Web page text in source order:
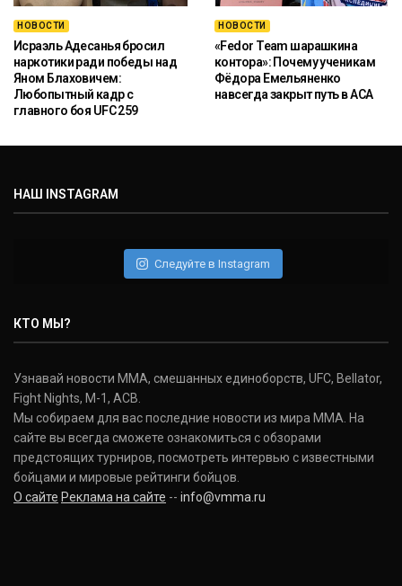
НОВОСТИ
Исраэль Адесанья бросил
наркотики ради победы над
Яном Блаховичем:
Любопытный кадр с
главного боя UFC 259
НОВОСТИ
«Fedor Team шарашкина
контора»: Почему ученикам
Фёдора Емельяненко
навсегда закрыт путь в ACA
НАШ INSTAGRAM
Следуйте в Instagram
КТО МЫ?
Узнавай новости ММА, смешанных единоборств, UFC, Bellator,
Fight Nights, M-1, ACB.
Мы собираем для вас последние новости из мира ММА. На
сайте вы всегда сможете ознакомиться с обзорами
предстоящих турниров, посмотреть интервью с известными
бойцами и мировые рейтинги бойцов.
О сайте Реклама на сайте -- info@vmma.ru